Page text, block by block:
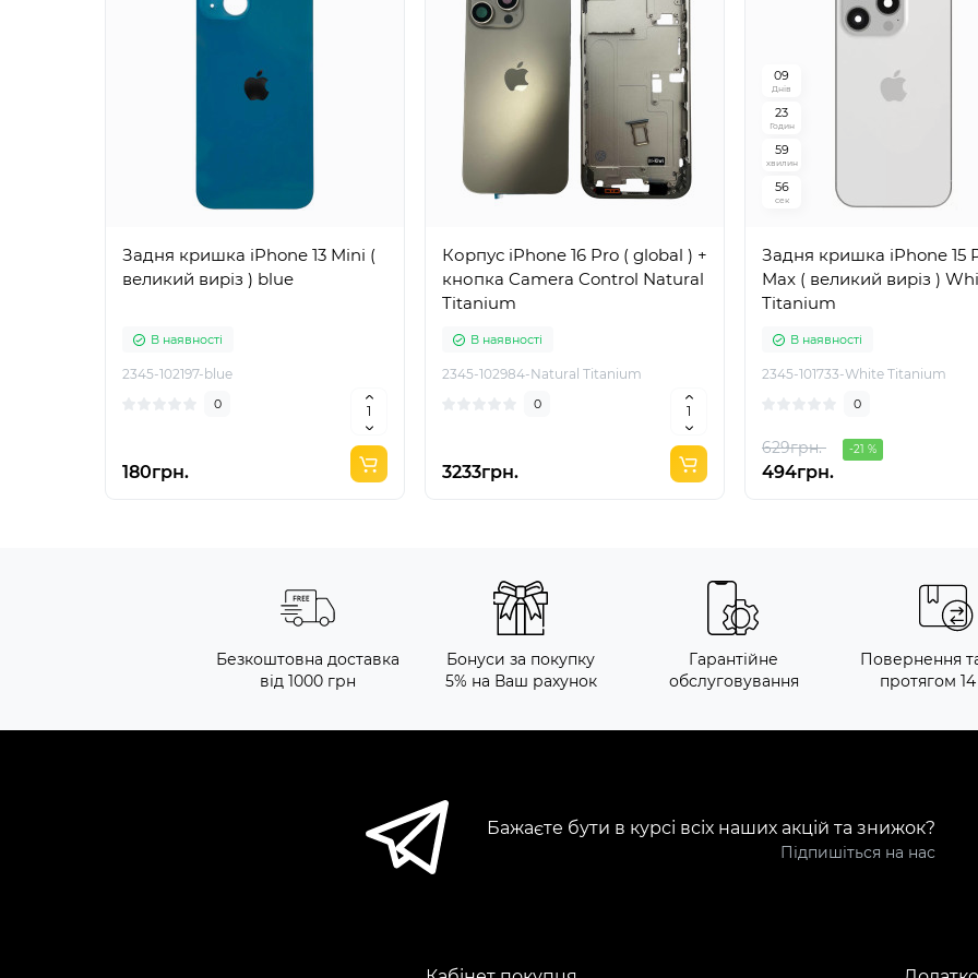
Задня кришка iPhone 13 Mini (
великий виріз ) blue
В наявності
2345-102197-blue
0
180грн.
Корпус iPhone 16 Pro ( global ) +
кнопка Camera Control Natural
Titanium
В наявності
2345-102984-Natural Titanium
0
3233грн.
09
Днів
23
Годин
59
хвилин
55
сек
Задня кришка iPhone 15
Max ( великий виріз )
Titanium
В наявності
2345-101733-White Titanium
0
629грн. -21 %
494грн.
Безкоштовна доставка
від 1000 грн
Бонуси за покупку
5% на Ваш рахунок
Гарантійне
обслуговування
Повернення
протягом 14
Бажаєте бути в курсі всіх наших акцій та знижок?
Підпишіться на нас